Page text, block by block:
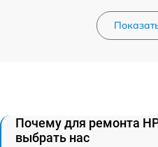
Почему для ремонта
выбрать нас